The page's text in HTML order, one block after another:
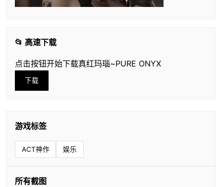
📂 高速下载
点击按钮开始下载真红玛瑙~PURE ONYX
下载
游戏标签
ACT神作 娱乐
所有截图